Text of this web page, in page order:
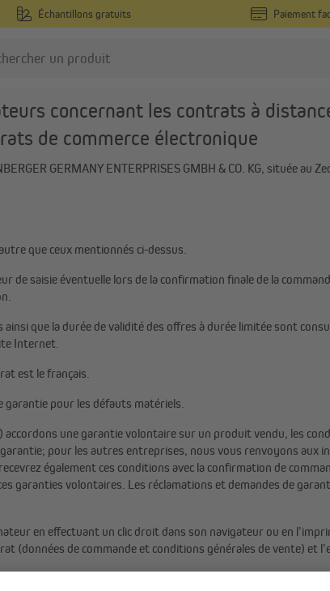
Échantillons gratuits Paiement
les consommateurs
concernant les contrats à
de commerce électronique
GERMANY ENTERPRISES GMBH & CO. KG, située au
que ceux mentionnés ci-dessus.
de saisie éventuelle lors de la confirmation finale de la
que la durée de validité des offres à durée limitée sont
Internet.
est le français.
garantie pour les défauts matériels.
une garantie volontaire sur un produit vendu, les
pour les autres entreprises, nous vous renvoyons aux
également ces conditions avec la confirmation de
garanties volontaires. Les réclamations et demandes de
en effectuant un clic droit dans son navigateur ou en
(données de commande et conditions générales de vente) et
plus consulter leurs données de commande après l’achat via